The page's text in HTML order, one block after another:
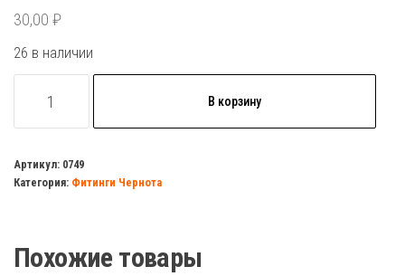
30,00 ₽
26 в наличии
товара
20
металл
В корзину
Артикул: 0749
Категория: Фитинги Чернота
Похожие товары